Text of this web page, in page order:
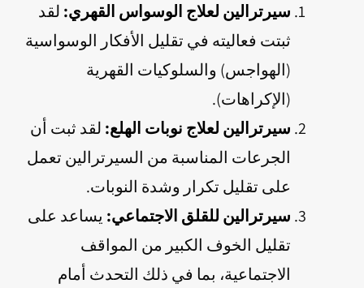
سيرترالين لعلاج الوسواس القهري: لقد
ثبتت فعاليته في تقليل الأفكار الوسواسية
(الهواجس) والسلوكيات القهرية
(الإكراهات).
سيرترالين لعلاج نوبات الهلع: لقد ثبت أن
الجرعات المناسبة من السيرترالين تعمل
على تقليل تكرار وشدة النوبات.
سيرترالين للقلق الاجتماعي: يساعد على
تقليل الخوف الكبير من المواقف
الاجتماعية، بما في ذلك التحدث أمام